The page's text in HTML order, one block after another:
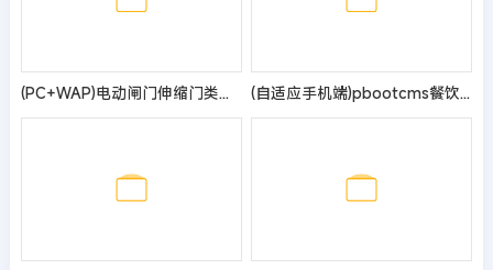
(PC+WAP)电动闸门伸缩门类网站pbootcms模板 蓝色自动伸缩门网站源码 (自适应手机端)pbootcms餐饮美食小吃连锁店网站模板 HTML5韩国料理加盟网站源码